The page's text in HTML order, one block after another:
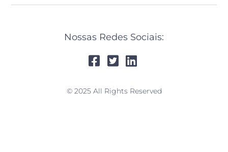
Nossas Redes Sociais:
© 2025 All Rights Reserved